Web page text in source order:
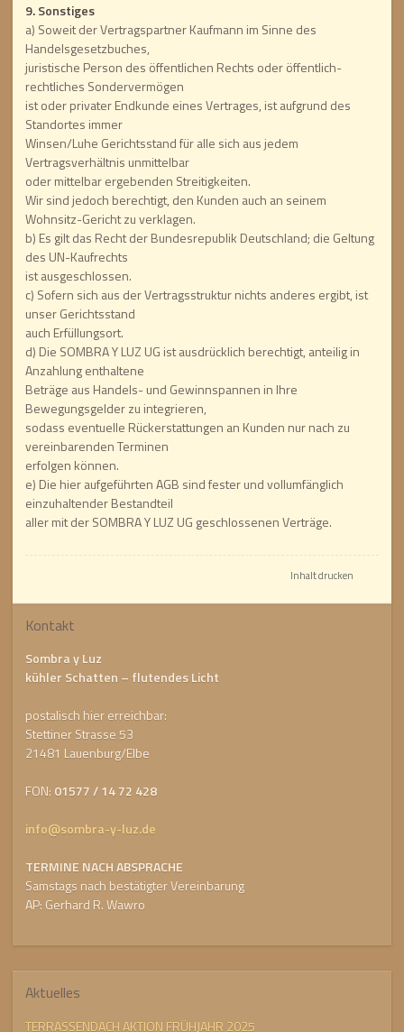
9. Sonstiges
a) Soweit der Vertragspartner Kaufmann im Sinne des
Handelsgesetzbuches,
juristische Person des öffentlichen Rechts oder öffentlich-
rechtliches Sondervermögen
ist oder privater Endkunde eines Vertrages, ist aufgrund des
Standortes immer
Winsen/Luhe Gerichtsstand für alle sich aus jedem
Vertragsverhältnis unmittelbar
oder mittelbar ergebenden Streitigkeiten.
Wir sind jedoch berechtigt, den Kunden auch an seinem
Wohnsitz-Gericht zu verklagen.
b) Es gilt das Recht der Bundesrepublik Deutschland; die Geltung
des UN-Kaufrechts
ist ausgeschlossen.
c) Sofern sich aus der Vertragsstruktur nichts anderes ergibt, ist
unser Gerichtsstand
auch Erfüllungsort.
d) Die SOMBRA Y LUZ UG ist ausdrücklich berechtigt, anteilig in
Anzahlung enthaltene
Beträge aus Handels- und Gewinnspannen in Ihre
Bewegungsgelder zu integrieren,
sodass eventuelle Rückerstattungen an Kunden nur nach zu
vereinbarenden Terminen
erfolgen können.
e) Die hier aufgeführten AGB sind fester und vollumfänglich
einzuhaltender Bestandteil
aller mit der SOMBRA Y LUZ UG geschlossenen Verträge.
Inhalt drucken
Kontakt
Sombra y Luz
kühler Schatten – flutendes Licht
postalisch hier erreichbar:
Stettiner Strasse 53
21481 Lauenburg/Elbe
FON: 01577 / 14 72 428
info@sombra-y-luz.de
TERMINE NACH ABSPRACHE
Samstags nach bestätigter Vereinbarung
AP: Gerhard R. Wawro
Aktuelles
TERRASSENDACH AKTION FRÜHJAHR 2025